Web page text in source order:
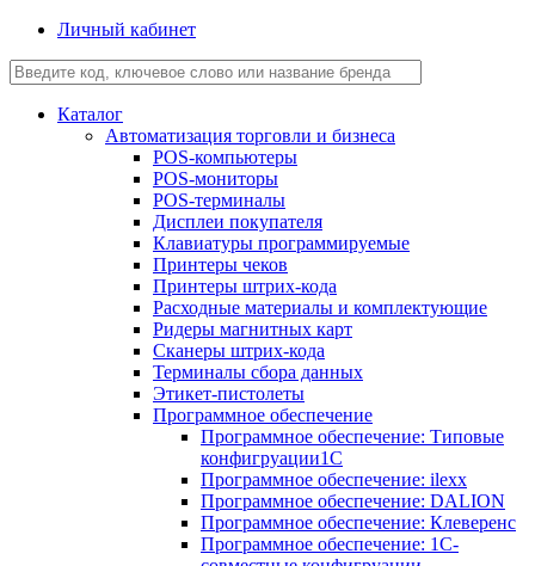
Личный кабинет
Каталог
Автоматизация торговли и бизнеса
POS-компьютеры
POS-мониторы
POS-терминалы
Дисплеи покупателя
Клавиатуры программируемые
Принтеры чеков
Принтеры штрих-кода
Расходные материалы и комплектующие
Ридеры магнитных карт
Сканеры штрих-кода
Терминалы сбора данных
Этикет-пистолеты
Программное обеспечение
Программное обеспечение: Типовые
конфигруации1С
Программное обеспечение: ilexx
Программное обеспечение: DALION
Программное обеспечение: Клеверенс
Программное обеспечение: 1С-